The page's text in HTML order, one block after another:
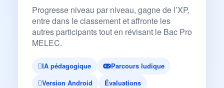
Progresse niveau par niveau, gagne de l’XP,
entre dans le classement et affronte les
autres participants tout en révisant le Bac Pro
MELEC.
IA pédagogique
Parcours ludique
Version Android
Évaluations